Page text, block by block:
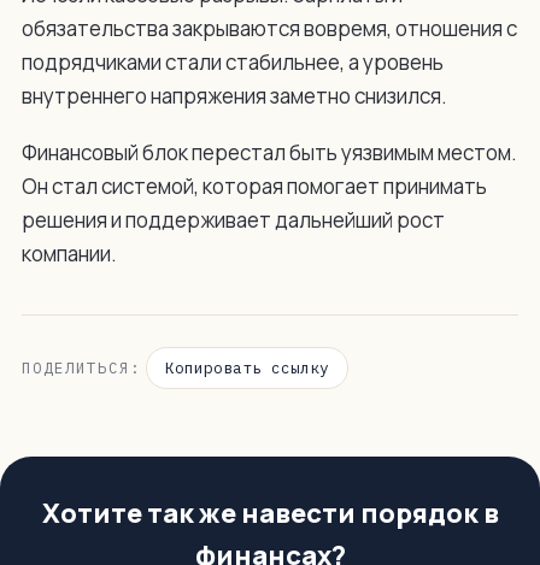
обязательства закрываются вовремя, отношения с
подрядчиками стали стабильнее, а уровень
внутреннего напряжения заметно снизился.
Финансовый блок перестал быть уязвимым местом.
Он стал системой, которая помогает принимать
решения и поддерживает дальнейший рост
компании.
ПОДЕЛИТЬСЯ: Копировать ссылку
Хотите так же навести порядок в
финансах?